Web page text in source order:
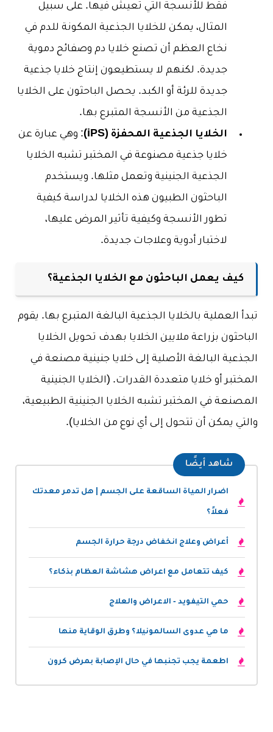
فقط للأنسجة التي تعيش فيها. على سبيل
المثال، يمكن للخلايا الجذعية المكونة للدم في
نخاع العظم أن تصنع خلايا دم وصفائح دموية
جديدة. لكنهم لا يستطيعون إنتاج خلايا جذعية
جديدة للرئة أو الكبد. يحصل الباحثون على الخلايا
الجذعية من الأنسجة المتبرع بها.
الخلايا الجذعية المحفزة (iPS)
: وهي عبارة عن
خلايا جذعية مصنوعة في المختبر تشبه الخلايا
الجذعية الجنينية وتعمل مثلها. ويستخدم
الباحثون الطبيون هذه الخلايا لدراسة كيفية
تطور الأنسجة وكيفية تأثير المرض عليها،
لاختبار أدوية وعلاجات جديدة.
كيف يعمل الباحثون مع الخلايا الجذعية؟
تبدأ العملية بالخلايا الجذعية البالغة المتبرع بها. يقوم
الباحثون بزراعة ملايين الخلايا بهدف تحويل الخلايا
الجذعية البالغة الأصلية إلى خلايا جنينية مصنعة في
المختبر أو خلايا متعددة القدرات. (الخلايا الجنينية
المصنعة في المختبر تشبه الخلايا الجنينية الطبيعية،
والتي يمكن أن تتحول إلى أي نوع من الخلايا).
شاهد أيضًا
اضرار المياة الساقعة على الجسم | هل تدمر معدتك
فعلاً؟
أعراض وعلاج انخفاض درجة حرارة الجسم
كيف تتعامل مع اعراض هشاشة العظام بذكاء؟
حمي التيفويد - الاعراض والعلاج
ما هي عدوى السالمونيلا؟ وطرق الوقاية منها
اطعمة يجب تجنبها في حال الإصابة بمرض كرون